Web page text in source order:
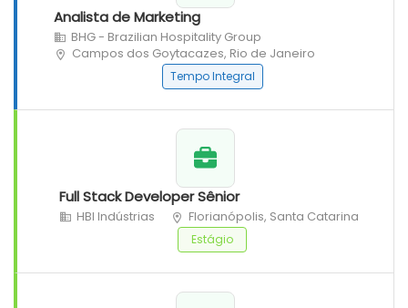
Analista de Marketing
BHG - Brazilian Hospitality Group
Campos dos Goytacazes, Rio de Janeiro
Tempo Integral
Full Stack Developer Sênior
HBI Indústrias Florianópolis, Santa Catarina
Estágio